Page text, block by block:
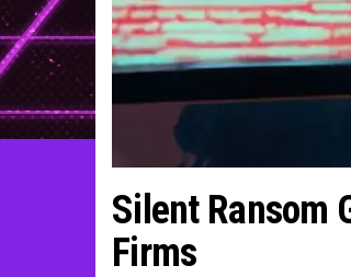
Silent Ransom
Firms